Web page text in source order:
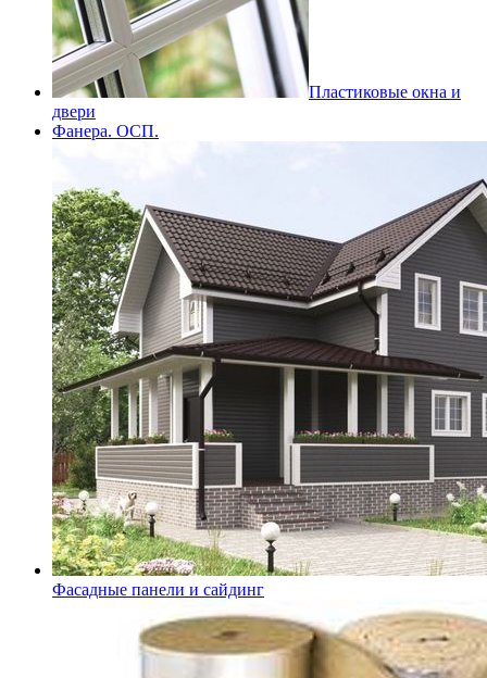
Пластиковые окна и
двери
Фанера. ОСП.
Фасадные панели и сайдинг